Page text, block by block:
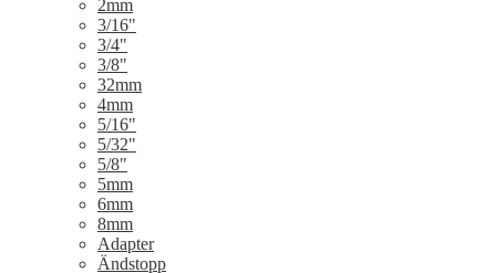
2mm
3/16"
3/4"
3/8"
32mm
4mm
5/16"
5/32"
5/8"
5mm
6mm
8mm
Adapter
Ändstopp